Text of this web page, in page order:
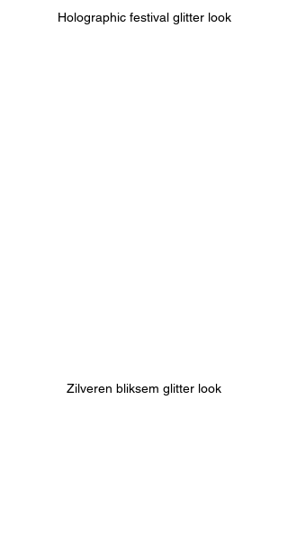
Holographic festival glitter look
Zilveren bliksem glitter look